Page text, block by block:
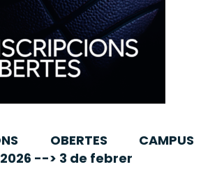
OBERTES CAMPUS
--> 3 de febrer